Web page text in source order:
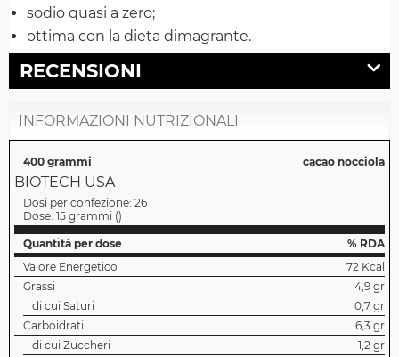
sodio quasi a zero;
ottima con la dieta dimagrante.
RECENSIONI
INFORMAZIONI NUTRIZIONALI
400 grammi cacao nocciola
BIOTECH USA
Dosi per confezione: 26
Dose: 15 grammi ()
Quantità per dose
% RDA
Valore Energetico
72 Kcal
Grassi
4,9 gr
di cui Saturi
0,7 gr
Carboidrati
6,3 gr
di cui Zuccheri
1,2 gr